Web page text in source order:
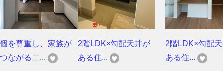
個を尊重し、家族が
つながる二...
2階LDK×勾配天井が
ある住...
2階LDK×勾配
ある住...